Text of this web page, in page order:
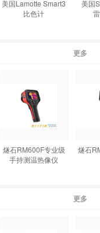
美国Lamotte Smart3
比色计
美国
更多
燧石RM600F专业级
手持测温热像仪
燧石
更多